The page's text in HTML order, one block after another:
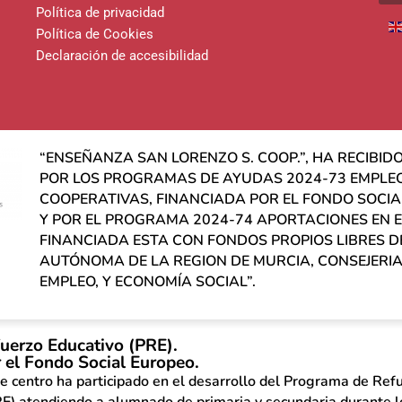
Política de privacidad
Política de Cookies
Declaración de accesibilidad
“ENSEÑANZA SAN LORENZO S. COOP.”, HA
POR LOS PROGRAMAS DE AYUDAS 2024-73
COOPERATIVAS, FINANCIADA POR EL FONDO
Y POR EL PROGRAMA 2024-74 APORTACIONES EN
FINANCIADA ESTA CON FONDOS PROPIOS LIBRES
AUTÓNOMA DE LA REGION DE MURCIA,
EMPLEO, Y ECONOMÍA SOCIAL”.
Educativo (PRE).
Fondo Social Europeo.
centro ha participado en el desarrollo del Programa de